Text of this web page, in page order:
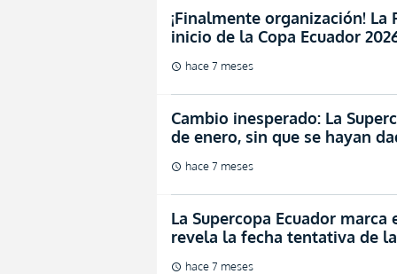
¡Finalmente organización!
inicio de la Copa Ecuador
schedule hace 7 meses
Cambio inesperado: La
de enero, sin que se hayan
schedule hace 7 meses
La Supercopa Ecuador
revela la fecha tentativa de
schedule hace 7 meses